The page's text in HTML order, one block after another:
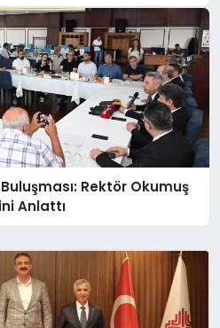
Buluşması: Rektör Okumuş
Anlattı